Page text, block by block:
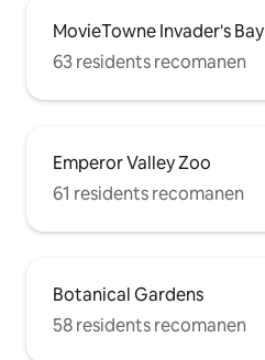
MovieTowne Invader's Bay
63 residents recomanen
Emperor Valley Zoo
61 residents recomanen
Botanical Gardens
58 residents recomanen